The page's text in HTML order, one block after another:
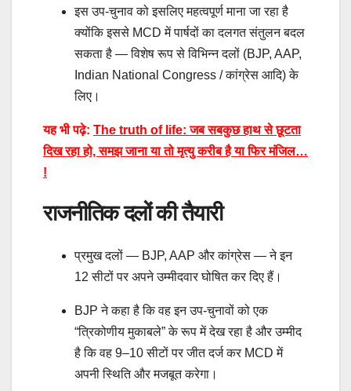
इस उप-चुनाव को इसलिए महत्वपूर्ण माना जा रहा है
क्योंकि इससे MCD में पार्षदों का दलगत संतुलन बदल
सकता है — विशेष रूप से विभिन्न दलों (BJP, AAP,
Indian National Congress / कांग्रेस आदि) के
लिए।
यह भी पढ़े: The truth of life: जब सबकुछ हाथ से छूटता
दिख रहा हो, समझ जाना या तो मृत्यु करीब है या फिर मंजिल…
!
राजनीतिक दलों की तैयारी
प्रमुख दलों — BJP, AAP और कांग्रेस — ने इन
12 सीटों पर अपने उम्मीदवार घोषित कर दिए हैं।
BJP ने कहा है कि वह इन उप-चुनावों को एक
“त्रिकोणीय मुकाबले” के रूप में देख रहा है और उम्मीद
है कि वह 9–10 सीटों पर जीत दर्ज कर MCD में
अपनी स्थिति और मजबूत करेगा।